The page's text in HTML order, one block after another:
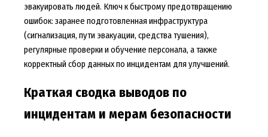
эвакуировать людей. Ключ к быстрому предотвращению
ошибок: заранее подготовленная инфраструктура
(сигнализация, пути эвакуации, средства тушения),
регулярные проверки и обучение персонала, а также
корректный сбор данных по инцидентам для улучшений.
Краткая сводка выводов по
инцидентам и мерам безопасности